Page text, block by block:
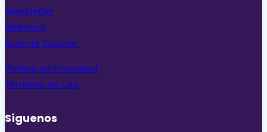
Newsletter
Webinars
Soporte Equipos
Politica de Privacidad
Términos de Uso
Síguenos